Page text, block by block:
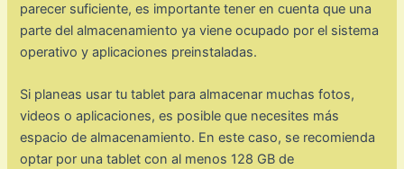
parecer suficiente, es importante tener en cuenta que una
parte del almacenamiento ya viene ocupado por el sistema
operativo y aplicaciones preinstaladas.
Si planeas usar tu tablet para almacenar muchas fotos,
videos o aplicaciones, es posible que necesites más
espacio de almacenamiento. En este caso, se recomienda
optar por una tablet con al menos 128 GB de